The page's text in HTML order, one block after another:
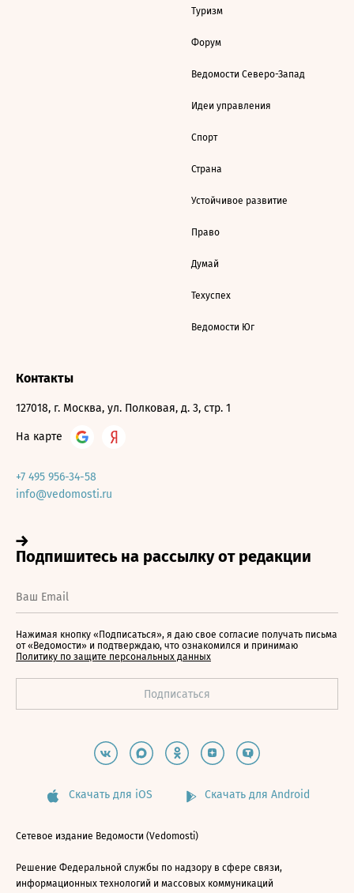
Туризм
Форум
Ведомости Северо-Запад
Идеи управления
Спорт
Страна
Устойчивое развитие
Право
Думай
Техуспех
Ведомости Юг
Контакты
127018, г. Москва, ул. Полковая, д. 3, стр. 1
На карте
+7 495 956-34-58
info@vedomosti.ru
Нажимая кнопку «Подписаться», я даю свое согласие получать письма
от «Ведомости» и подтверждаю, что ознакомился и принимаю
Политику по защите персональных данных
Скачать для iOS Скачать для Android
Сетевое издание Ведомости (Vedomosti)
Решение Федеральной службы по надзору в сфере связи,
информационных технологий и массовых коммуникаций